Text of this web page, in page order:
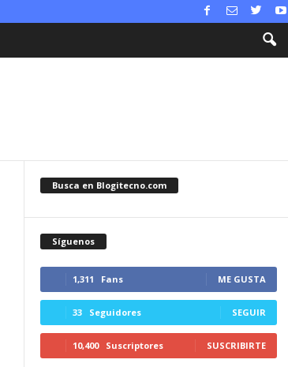
Busca en Blogitecno.com
Síguenos
1,311 Fans ME GUSTA
33 Seguidores SEGUIR
10,400 Suscriptores SUSCRIBIRTE